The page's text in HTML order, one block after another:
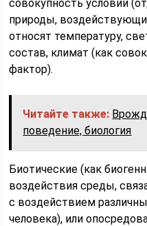
совокупность условий
природы,
относят температуру,
состав, климат (как
фактор).
Читайте также:
поведение, биология
Биотические (как
воздействия среды,
с воздействием
человека), или